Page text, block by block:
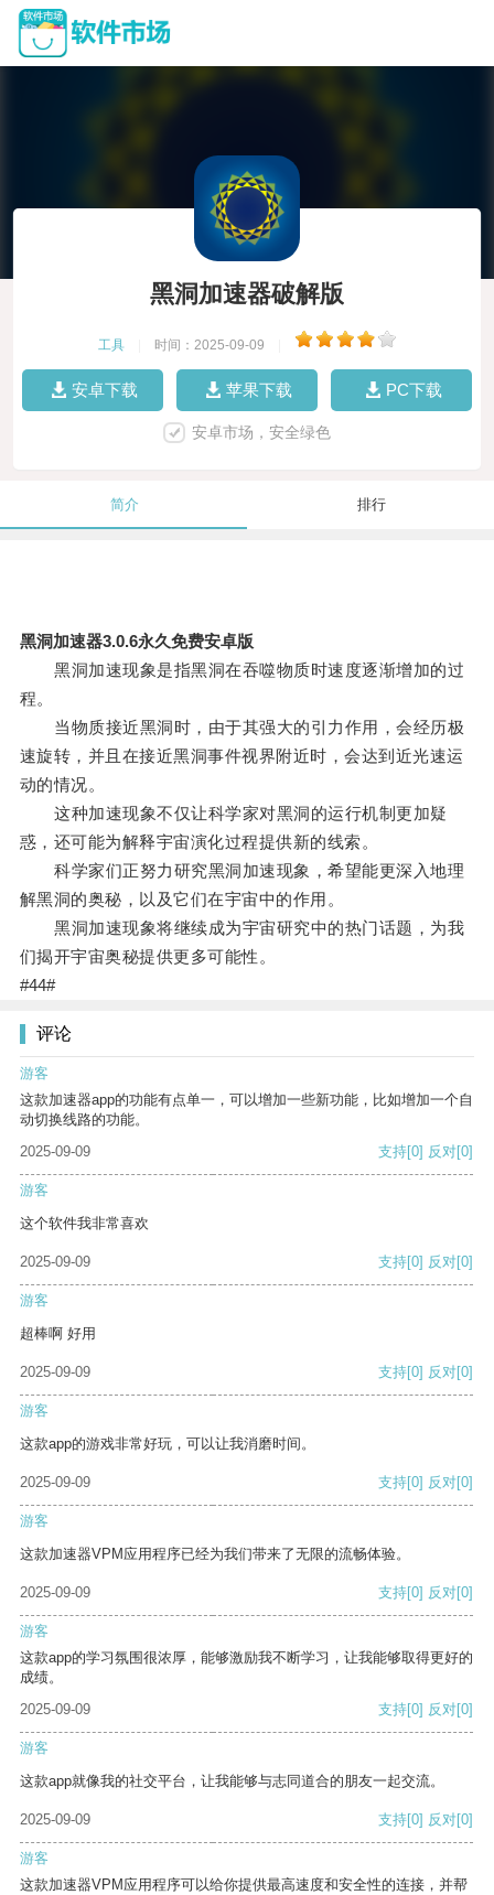
黑洞加速器破解版
工具 时间：2025-09-09
安卓下载 苹果下载 PC下载
安卓市场，安全绿色
简介 排行
黑洞加速器3.0.6永久免费安卓版
黑洞加速现象是指黑洞在吞噬物质时速度逐渐增加的过
程。
当物质接近黑洞时，由于其强大的引力作用，会经历极
速旋转，并且在接近黑洞事件视界附近时，会达到近光速运
动的情况。
这种加速现象不仅让科学家对黑洞的运行机制更加疑
惑，还可能为解释宇宙演化过程提供新的线索。
科学家们正努力研究黑洞加速现象，希望能更深入地理
解黑洞的奥秘，以及它们在宇宙中的作用。
黑洞加速现象将继续成为宇宙研究中的热门话题，为我
们揭开宇宙奥秘提供更多可能性。
#44#
评论
游客
这款加速器app的功能有点单一，可以增加一些新功能，比如增加一个自
动切换线路的功能。
2025-09-09
支持[0] 反对[0]
游客
这个软件我非常喜欢
2025-09-09 支持[0] 反对[0]
游客
超棒啊 好用
2025-09-09 支持[0] 反对[0]
游客
这款app的游戏非常好玩，可以让我消磨时间。
2025-09-09 支持[0] 反对[0]
游客
这款加速器VPM应用程序已经为我们带来了无限的流畅体验。
2025-09-09 支持[0] 反对[0]
游客
这款app的学习氛围很浓厚，能够激励我不断学习，让我能够取得更好的
成绩。
2025-09-09
支持[0] 反对[0]
游客
这款app就像我的社交平台，让我能够与志同道合的朋友一起交流。
2025-09-09 支持[0] 反对[0]
游客
这款加速器VPM应用程序可以给你提供最高速度和安全性的连接，并帮